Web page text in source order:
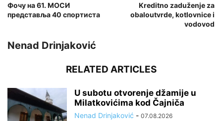
Фочу на 61. МОСИ
представља 40 спортиста
Kreditno zaduženje za
obaloutvrde, kotlovnice i
vodovod
Nenad Drinjaković
RELATED ARTICLES
U subotu otvorenje džamije u
Milatkovićima kod Čajniča
Nenad Drinjaković - 07.08.2026